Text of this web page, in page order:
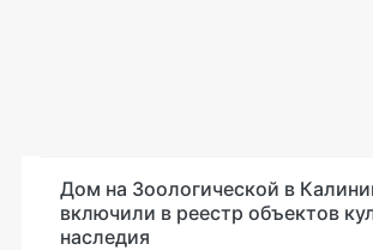
Дом на Зоологической в
включили в реестр объектов
наследия